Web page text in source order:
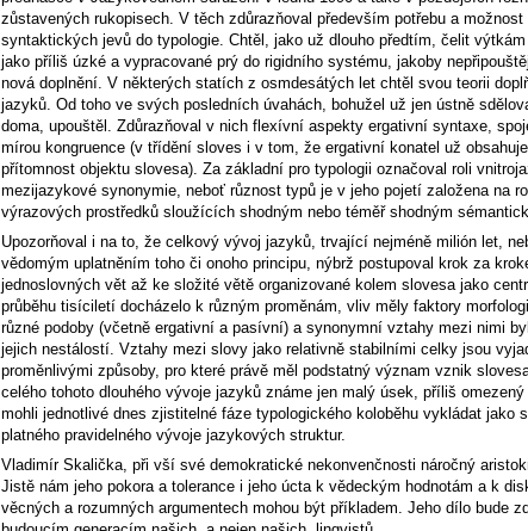
zůstavených rukopisech. V těch zdůrazňoval především potřebu a
syntaktických jevů do typologie. Chtěl, jako už dlouho předtím, čelit
jako příliš úzké a vypracované prý do rigidního systému, jakoby
nová doplnění. V některých statích z osmdesátých let chtěl svou teorii
jazyků. Od toho ve svých posledních úvahách, bohužel už jen ústně
doma, upouštěl. Zdůrazňoval v nich flexívní aspekty ergativní syntaxe,
mírou kongruence (v třídění sloves i v tom, že ergativní konatel už
přítomnost objektu slovesa). Za základní pro typologii označoval roli
mezijazykové synonymie, neboť různost typů je v jeho pojetí založena na
výrazových prostředků sloužících shodným nebo téměř shodným
Upozorňoval i na to, že celkový vývoj jazyků, trvající nejméně milión let,
vědomým uplatněním toho či onoho principu, nýbrž postupoval krok za
jednoslovných vět až ke složité větě organizované kolem slovesa jako
průběhu tisíciletí docházelo k různým proměnám, vliv měly faktory
různé podoby (včetně ergativní a pasívní) a synonymní vztahy mezi nimi
jejich nestálostí. Vztahy mezi slovy jako relativně stabilními celky jsou
proměnlivými způsoby, pro které právě měl podstatný význam vznik
celého tohoto dlouhého vývoje jazyků známe jen malý úsek, příliš
mohli jednotlivé dnes zjistitelné fáze typologického koloběhu vykládat jako
platného pravidelného vývoje jazykových struktur.
Vladimír Skalička, při vší své demokratické nekonvenčnosti náročný
Jistě nám jeho pokora a tolerance i jeho úcta k vědeckým hodnotám a k
věcných a rozumných argumentech mohou být příkladem. Jeho dílo bude